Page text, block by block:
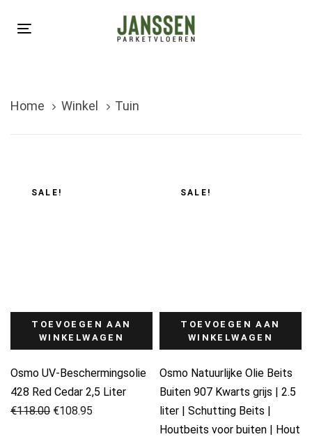
links
Skip
Toggle
Home Winkel Tuin
SALE!
TOEVOEGEN AAN
WINKELWAGEN
Osmo UV-Beschermingsolie
428 Red Cedar 2,5 Liter
€118.00
Oorspronkelijke
€108.95
Huidige
SALE!
TOEVOEGEN AAN
WINKELWAGEN
Osmo Natuurlijke Olie Beits
Buiten 907 Kwarts grijs | 2.5
liter | Schutting Beits |
Houtbeits voor buiten | Hout